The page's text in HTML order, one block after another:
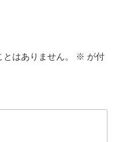
はありません。 ※ が付